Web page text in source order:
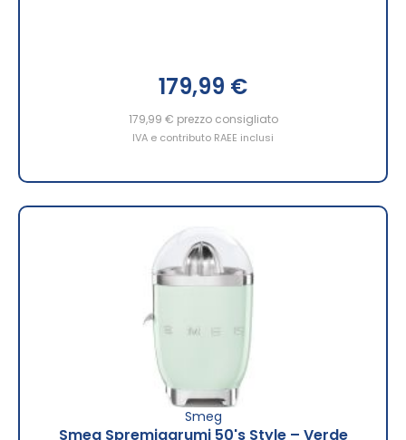
179,99 €
179,99 € prezzo consigliato
IVA e contributo RAEE inclusi
Smeg
Smeg Spremiagrumi 50's Style – Verde